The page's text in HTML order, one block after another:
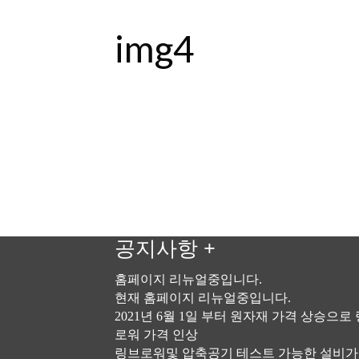
img4
공지사항 +
홈페이지 리뉴얼중입니다.
현재 홈페이지 리뉴얼중입니다.
2021년 6월 1일 부터 원자재 가격 상승으로
로워 가격 인상
링브로워및 압축공기 테스트 가능한 설비